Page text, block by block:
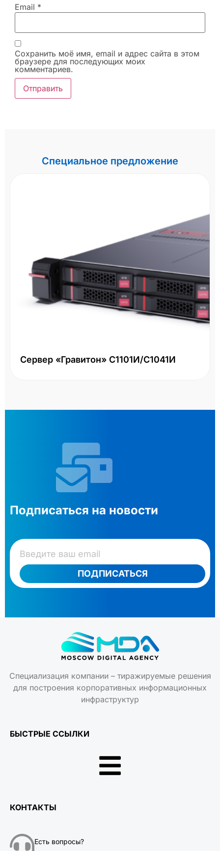
Email *
Сохранить моё имя, email и адрес сайта в этом
браузере для последующих моих
комментариев.
Специальное предложение
Сервер «Гравитон» С1101И/С1041И
Подписаться на новости
ПОДПИСАТЬСЯ
Специализация компании – тиражируемые решения
для построения корпоративных информационных
инфраструктур
БЫСТРЫЕ ССЫЛКИ
КОНТАКТЫ
Есть вопросы?